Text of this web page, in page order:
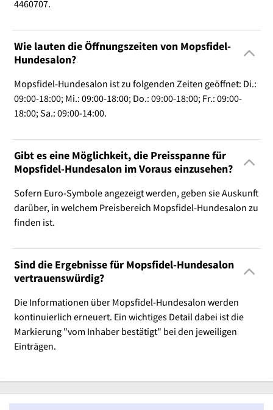
4460707.
Wie lauten die Öffnungszeiten von Mopsfidel-
Hundesalon?
Mopsfidel-Hundesalon ist zu folgenden Zeiten geöffnet: Di.:
09:00-18:00; Mi.: 09:00-18:00; Do.: 09:00-18:00; Fr.: 09:00-
18:00; Sa.: 09:00-14:00.
Gibt es eine Möglichkeit, die Preisspanne für
Mopsfidel-Hundesalon im Voraus einzusehen?
Sofern Euro-Symbole angezeigt werden, geben sie Auskunft
darüber, in welchem Preisbereich Mopsfidel-Hundesalon zu
finden ist.
Sind die Ergebnisse für Mopsfidel-Hundesalon
vertrauenswürdig?
Die Informationen über Mopsfidel-Hundesalon werden
kontinuierlich erneuert. Ein wichtiges Detail dabei ist die
Markierung "vom Inhaber bestätigt" bei den jeweiligen
Einträgen.